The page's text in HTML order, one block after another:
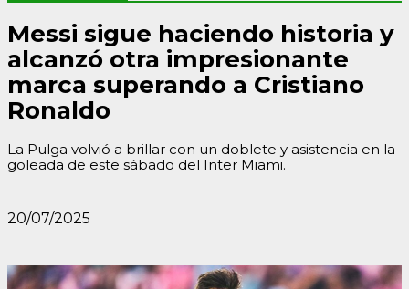
Messi sigue haciendo historia y
alcanzó otra impresionante
marca superando a Cristiano
Ronaldo
La Pulga volvió a brillar con un doblete y asistencia en la
goleada de este sábado del Inter Miami.
20/07/2025